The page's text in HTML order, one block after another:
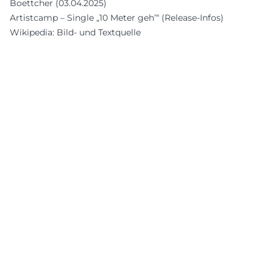
Boettcher (03.04.2025)
Artistcamp – Single „10 Meter geh’“ (Release-Infos)
Wikipedia: Bild- und Textquelle